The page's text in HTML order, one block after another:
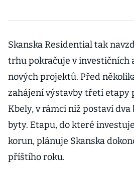
Skanska Residential tak
trhu pokračuje v investičních
nových projektů. Před
zahájení výstavby třetí etapy
Kbely, v rámci níž postaví dva
byty. Etapu, do které
korun, plánuje Skanska
příštího roku.